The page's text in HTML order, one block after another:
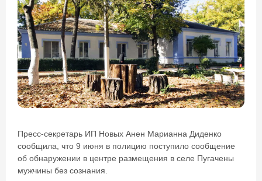
Пресс-секретарь ИП Новых Анен Марианна Диденко
сообщила, что 9 июня в полицию поступило сообщение
об обнаружении в центре размещения в селе Пугачены
мужчины без сознания.